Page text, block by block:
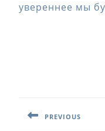
увереннее мы
записям
PREVIOUS